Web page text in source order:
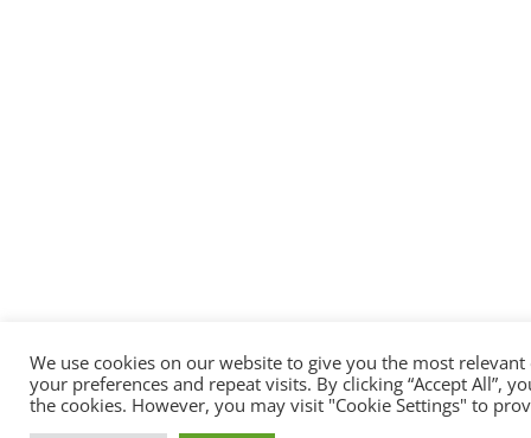
We use cookies on our website to give you the most
your preferences and repeat visits. By clicking “Accept All”,
the cookies. However, you may visit "Cookie Settings" to